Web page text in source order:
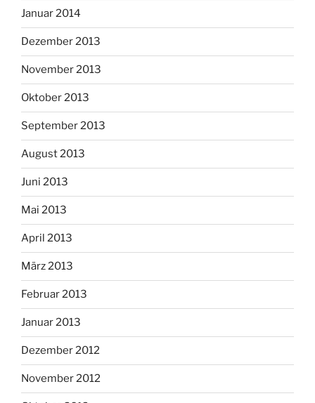
Januar 2014
Dezember 2013
November 2013
Oktober 2013
September 2013
August 2013
Juni 2013
Mai 2013
April 2013
März 2013
Februar 2013
Januar 2013
Dezember 2012
November 2012